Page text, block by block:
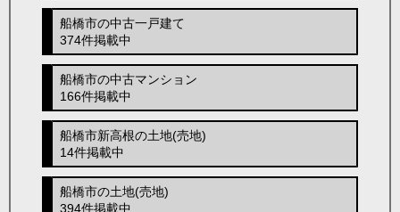
船橋市の中古一戸建て
374件掲載中
船橋市の中古マンション
166件掲載中
船橋市新高根の土地(売地)
14件掲載中
船橋市の土地(売地)
394件掲載中